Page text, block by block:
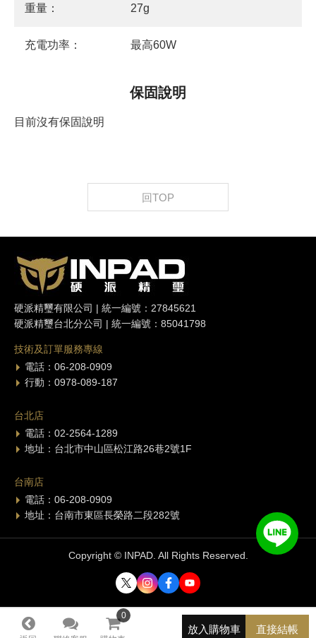
0
直接結帳
放入購物車
重量： 27g
充電功率： 最高60W
保固說明
目前沒有保固說明
回TOP
硬派精璽有限公司 | 統一編號：27845621
硬派精璽台北分公司 | 統一編號：85041798
技術及訂單服務專線
電話：06-208-0909
行動：0978-089-187
台北店
電話：02-2564-1289
地址：台北市中山區松江路26巷2號1F
台南店
電話：06-208-0909
地址：台南市東區長榮路二段282號
Copyright © INPAD. All Rights Reserved.
0